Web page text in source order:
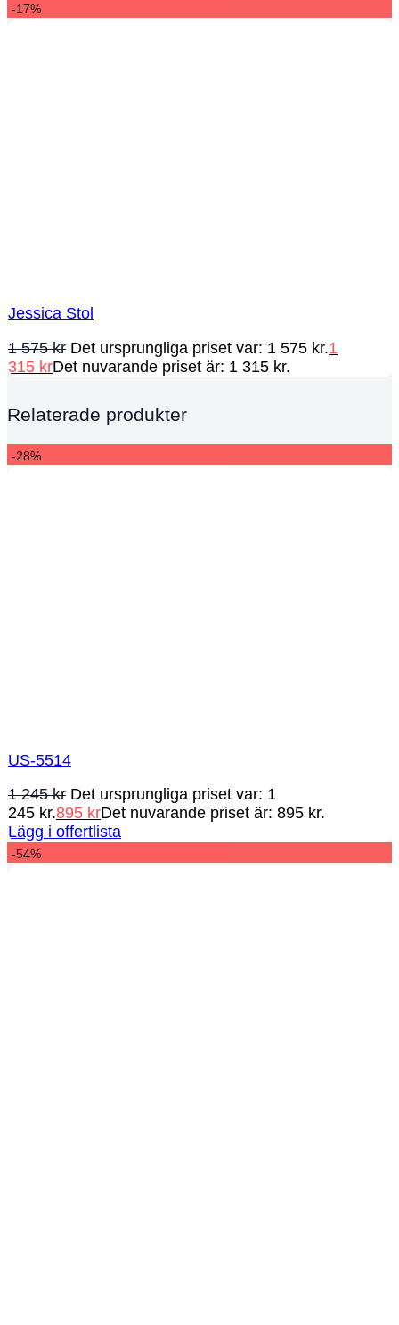
-17%
Jessica Stol
1 575kr Det ursprungliga priset var: 1 575 kr.1
315 krDet nuvarande priset är: 1 315 kr.
Relaterade produkter
-28%
US-5514
1 245kr Det ursprungliga priset var: 1
245 kr.895 krDet nuvarande priset är: 895 kr.
Lägg i offertlista
-54%